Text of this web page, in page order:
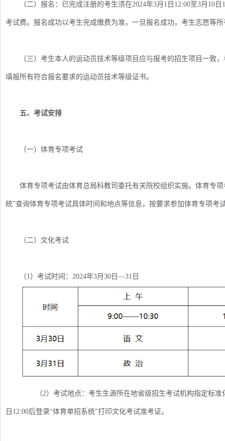
（二）报名：已完成注册的考生须在2024年3月1日12:00至3月10日
考试费。报名成功以考生完成缴费为准，一旦报名成功，考生志愿等
（三）考生本人的运动员技术等级项目应与报考的招生项目一致，
填报所有符合报名要求的运动员技术等级证书。
五、考试安排
（一）体育专项考试
体育专项考试由体育总局科教司委托有关院校组织实施。体育专项
统”查询体育专项考试具体时间和地点等信息，按要求参加体育专项
（二）文化考试
（1）考试时间：2024年3月30日—31日
（2）考试地点：考生生源所在地省级招生考试机构指定标准
日12:00后登录“体育单招系统”打印文化考试准考证。